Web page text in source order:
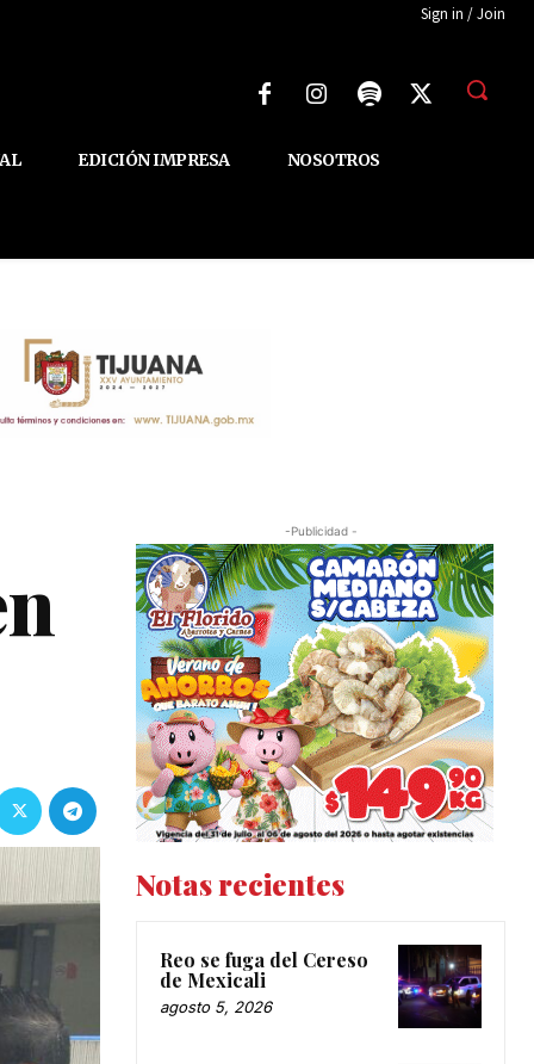
Sign in / Join
EDICIÓN IMPRESA NOSOTROS
-Publicidad -
Notas recientes
Reo se fuga del Cereso
de Mexicali
agosto 5, 2026